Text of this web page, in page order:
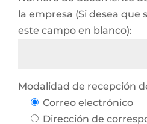
la empresa (Si desea que
este campo en blanco):
Modalidad de recepción
Correo electrónico
Dirección de